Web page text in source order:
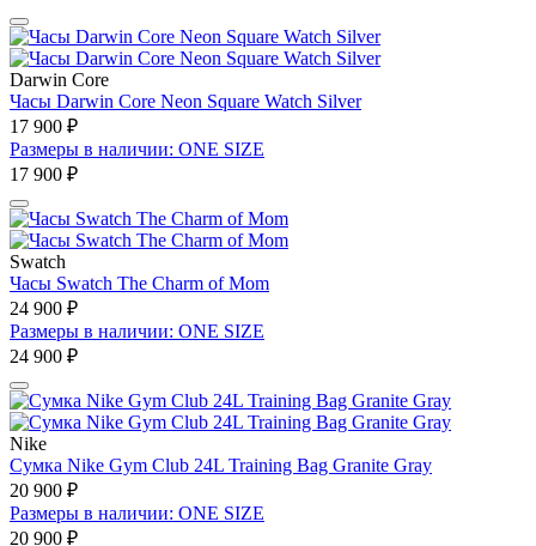
Darwin Core
Часы Darwin Core Neon Square Watch Silver
17 900 ₽
Размеры в наличии: ONE SIZE
17 900 ₽
Swatch
Часы Swatch The Charm of Mom
24 900 ₽
Размеры в наличии: ONE SIZE
24 900 ₽
Nike
Сумка Nike Gym Club 24L Training Bag Granite Gray
20 900 ₽
Размеры в наличии: ONE SIZE
20 900 ₽